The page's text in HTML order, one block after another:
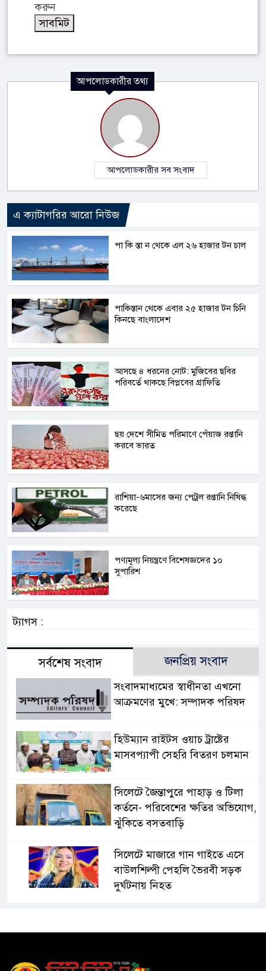
করুন
আপলোডকারীর তথ্য
আপলোডকারীর সব সংবাদ
এ ক্যাটাগরির আরো নিউজ
পা কি স্তা ন থেকে এল ২৬ হাজার টন চাল
পাকিস্তান থেকে এবার ২৫ হাজার টন চিনি
কিনছে বাংলাদেশ
আসছে ৪ ধরনের নোট: মুজিবের ছবির
পরিবর্তে থাকছে বিপ্লবের গ্রাফিতি
ছয় দেশে সীমিত পরিমাণে পেঁয়াজ রপ্তানি
করবে ভারত
রাশিয়া-৬মাসের জন্য পেট্রল রপ্তানি নিষিদ্ধ
করেছে
পণ্যমূল্য নিয়ন্ত্রণে বিশেষজ্ঞদের ১০
সুপারিশ
ট্যাগস :
সর্বশেষ সংবাদ জনপ্রিয় সংবাদ
সংবাদমাধ্যমের স্বাধীনতা এখনো
আক্রমণের মুখে: সম্পাদক পরিষদ
হিউম্যান রাইটস ওয়াচ ট্রাষ্টের
মাসবপ্যাপী সেহরি বিতরণ চলমান
সিলেটে জৈন্তাপুরে পাহাড় ও টিলা
কর্তনে- পরিবেশের ক্ষতির অভিযোগ,
ঝুঁকিতে বসতবাড়ি
সিলেটে মাজারে গান গাইতে এসে
বাউলশিল্পী পেহলি ভৈরবী সড়ক
দুর্ঘটনায় নিহত
ঢাকা-সিলেট মহাসড়কে দুটি
নিহত ৯, পরিবারকে আর্থিক সহযোগিতা